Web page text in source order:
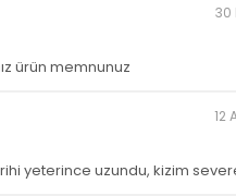
30
ürün memnunuz
12
yeterince uzundu, kizim